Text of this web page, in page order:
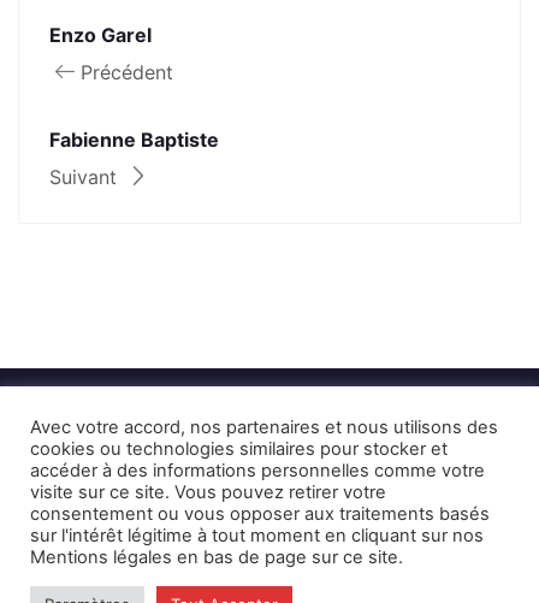
Enzo Garel
Précédent
Fabienne Baptiste
Suivant
Mentions Légales et CGU Crédits
© 2026 © Karulynk
Avec votre accord, nos partenaires et nous utilisons des
cookies ou technologies similaires pour stocker et
accéder à des informations personnelles comme votre
visite sur ce site. Vous pouvez retirer votre
consentement ou vous opposer aux traitements basés
sur l'intérêt légitime à tout moment en cliquant sur nos
Mentions légales en bas de page sur ce site.